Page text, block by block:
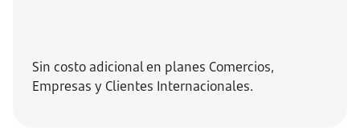
Sin costo adicional en planes Comercios,
Empresas y Clientes Internacionales.